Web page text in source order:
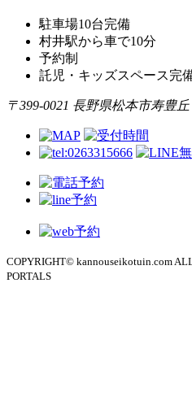
駐車場10台完備
村井駅から車で10分
予約制
託児・キッズスペース完
〒399-0021 長野県松本市寿豊
COPYRIGHT© kannouseikotuin.com
PORTALS